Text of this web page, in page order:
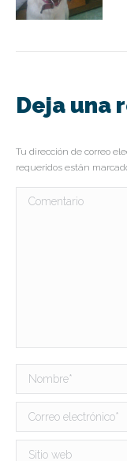
Deja una
Tu dirección de correo
requeridos están
Comentario
Nombre *
Correo
Sitio web